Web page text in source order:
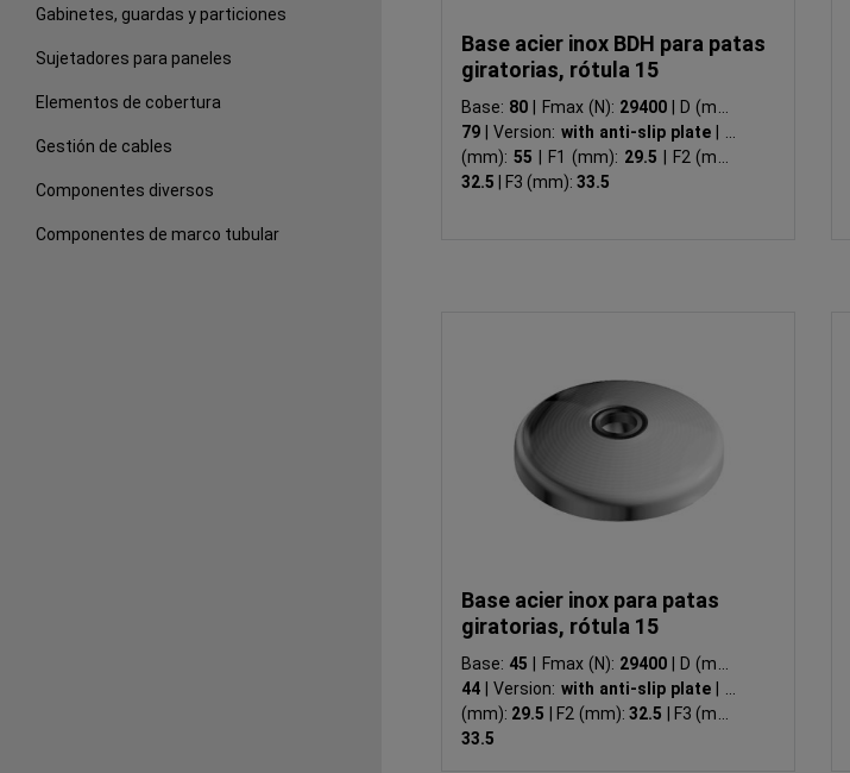
Gabinetes, guardas y particiones
Sujetadores para paneles
Elementos de cobertura
Gestión de cables
Componentes diversos
Componentes de marco tubular
Base acier inox BDH para patas
giratorias, rótula 15
Base: 80 Fmax (N): 29400
D (mm):
79
Version: with anti-slip plate
(mm): 55 F1 (mm): 29.5
F2 (mm):
32.5
F3 (mm): 33.5
Base acier inox para patas
giratorias, rótula 15
Base: 45 Fmax (N): 29400
D (mm):
44
Version: with anti-slip plate
(mm): 29.5 F2 (mm):32.5
F3 (mm):
33.5